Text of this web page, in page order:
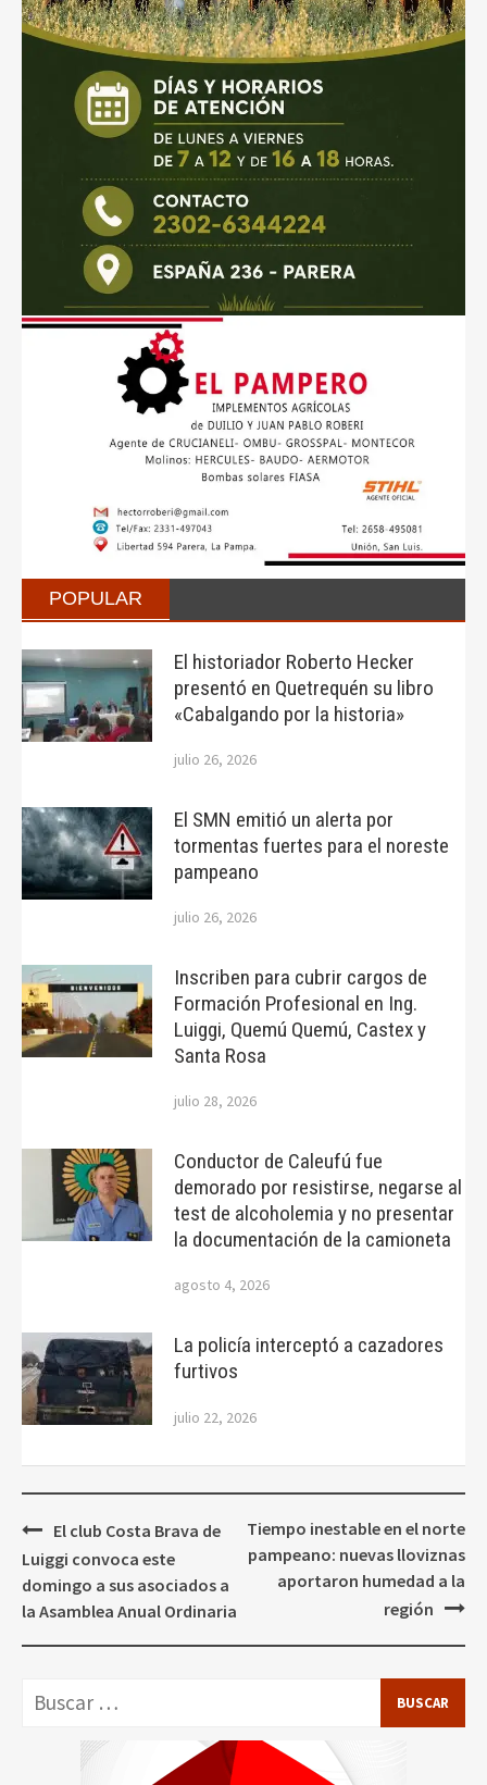
POPULAR
El historiador Roberto Hecker
presentó en Quetrequén su libro
«Cabalgando por la historia»
julio 26, 2026
El SMN emitió un alerta por
tormentas fuertes para el noreste
pampeano
julio 26, 2026
Inscriben para cubrir cargos de
Formación Profesional en Ing.
Luiggi, Quemú Quemú, Castex y
Santa Rosa
julio 28, 2026
Conductor de Caleufú fue
demorado por resistirse, negarse al
test de alcoholemia y no presentar
la documentación de la camioneta
agosto 4, 2026
La policía interceptó a cazadores
furtivos
julio 22, 2026
Navegación
de
entradas
El club Costa Brava de
Luiggi convoca este
domingo a sus asociados a
la Asamblea Anual Ordinaria
Tiempo inestable en el norte
pampeano: nuevas lloviznas
aportaron humedad a la
región
Buscar: